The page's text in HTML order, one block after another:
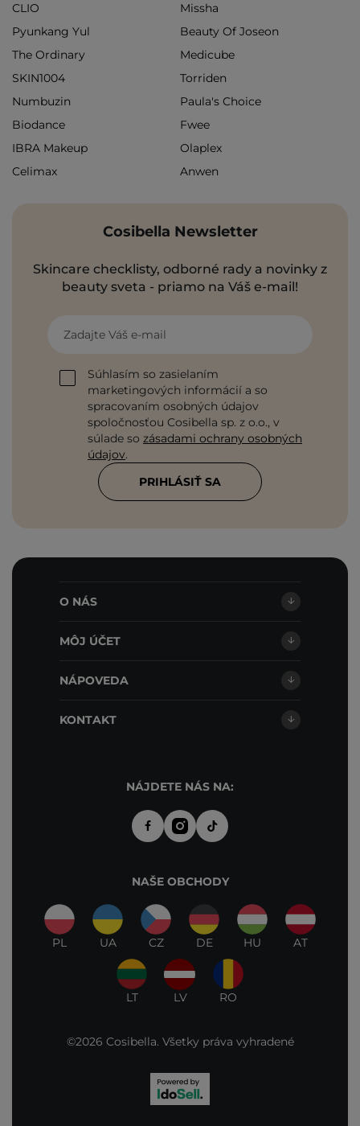
CLIO
Missha
Pyunkang Yul
Beauty Of Joseon
The Ordinary
Medicube
SKIN1004
Torriden
Numbuzin
Paula's Choice
Biodance
Fwee
IBRA Makeup
Olaplex
Celimax
Anwen
Cosibella Newsletter
Skincare checklisty, odborné rady a novinky z
beauty sveta - priamo na Váš e-mail!
Zadajte Váš e-mail
Súhlasím so zasielaním
marketingových informácií a so
spracovaním osobných údajov
spoločnosťou Cosibella sp. z o.o., v
súlade so zásadami ochrany osobných
údajov.
PRIHLÁSIŤ SA
O NÁS
MÔJ ÚČET
NÁPOVEDA
KONTAKT
NÁJDETE NÁS NA:
NAŠE OBCHODY
PL UA CZ DE HU AT
LT LV RO
©2026 Cosibella. Všetky práva vyhradené